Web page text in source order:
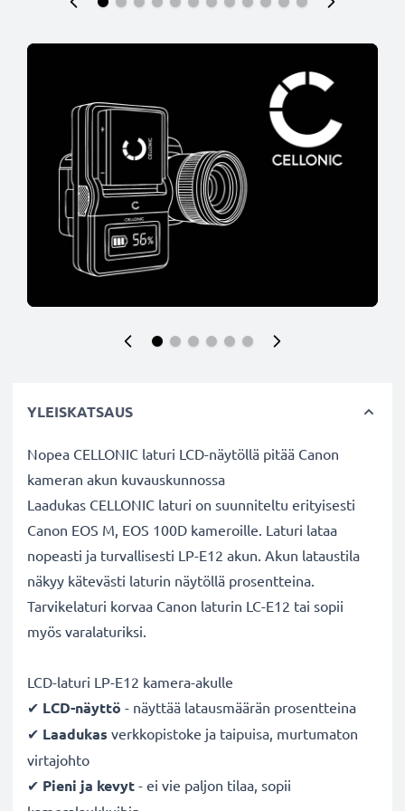
YLEISKATSAUS
Nopea CELLONIC laturi LCD-näytöllä pitää Canon
kameran akun kuvauskunnossa
Laadukas CELLONIC laturi on suunniteltu erityisesti
Canon EOS M, EOS 100D kameroille. Laturi lataa
nopeasti ja turvallisesti LP-E12 akun. Akun lataustila
näkyy kätevästi laturin näytöllä prosentteina.
Tarvikelaturi korvaa Canon laturin LC-E12 tai sopii
myös varalaturiksi.
LCD-laturi LP-E12 kamera-akulle
✔ LCD-näyttö - näyttää latausmäärän prosentteina
✔ Laadukas verkkopistoke ja taipuisa, murtumaton
virtajohto
✔ Pieni ja kevyt - ei vie paljon tilaa, sopii